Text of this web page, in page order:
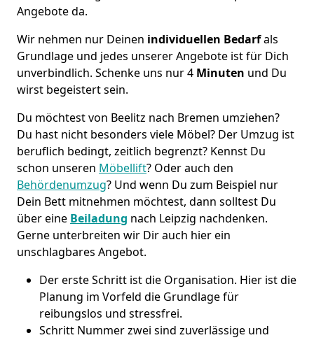
Angebote da.
Wir nehmen nur Deinen individuellen Bedarfals
Grundlage und jedes unserer Angebote ist für Dich
unverbindlich. Schenke uns nur 4 Minuten und Du
wirst begeistert sein.
Du möchtest von Beelitz nach Bremen umziehen?
Du hast nicht besonders viele Möbel? Der Umzug ist
beruflich bedingt, zeitlich begrenzt? Kennst Du
schon unseren Möbellift? Oder auch den
Behördenumzug? Und wenn Du zum Beispiel nur
Dein Bett mitnehmen möchtest, dann solltest Du
über eine Beiladung nach Leipzig nachdenken.
Gerne unterbreiten wir Dir auch hier ein
unschlagbares Angebot.
Der erste Schritt ist die Organisation. Hier ist die
Planung im Vorfeld die Grundlage für
reibungslos und stressfrei.
Schritt Nummer zwei sind zuverlässige und